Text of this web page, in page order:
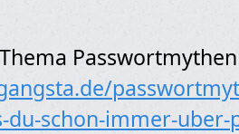
du-schon-immer-